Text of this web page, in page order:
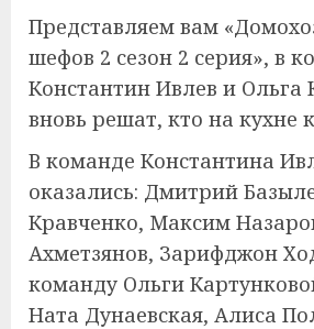
Представляем вам
шефов 2 сезон 2 серия», в
Константин Ивлев и Ольга
вновь решат, кто на кухне
В команде Константина
оказались: Дмитрий
Кравченко, Максим
Ахметзянов, Зарифджон
команду Ольги
Ната Дунаевская, Алиса